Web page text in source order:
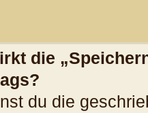
die
du die